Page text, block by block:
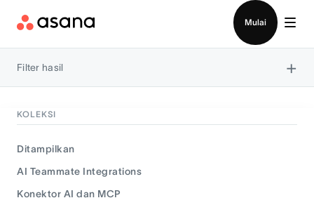
Mulai
Filter hasil ×
KOLEKSI
Ditampilkan
AI Teammate Integrations
Konektor AI dan MCP